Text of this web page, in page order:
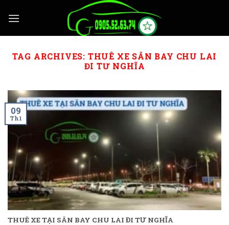
TAG ARCHIVES: THUÊ XE SÂN BAY CHU LAI
ĐI TƯ NGHĨA
THUÊ XE TẠI SÂN BAY CHU LAI ĐI TƯ NGHĨA
09
Th1